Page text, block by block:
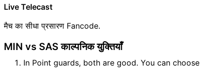
Live Telecast
मैच का सीधा प्रसारण Fancode.
MIN vs SAS काल्पनिक युक्तियाँ
In Point guards, both are good. You can choose